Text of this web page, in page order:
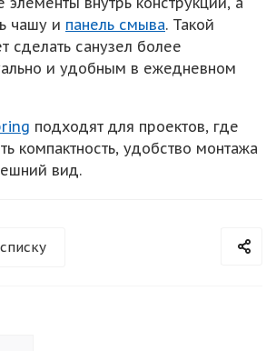
чашу и панель смыва. Такой
сделать санузел более
и удобным в ежедневном
подходят для проектов, где
компактность, удобство монтажа
вид.